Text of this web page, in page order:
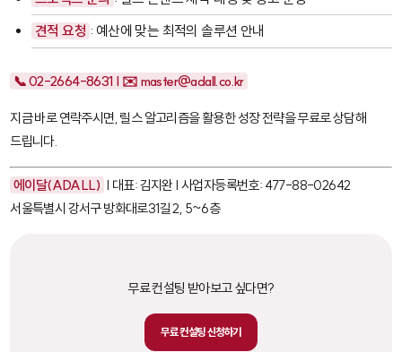
견적 요청 : 예산에 맞는 최적의 솔루션 안내
📞 02-2664-8631 | ✉️ master@adall.co.kr
지금 바로 연락주시면, 릴스 알고리즘을 활용한 성장 전략을 무료로 상담해
드립니다.
에이달(ADALL) | 대표: 김지완 | 사업자등록번호: 477-88-02642
서울특별시 강서구 방화대로31길 2, 5~6층
무료 컨설팅 받아보고 싶다면?
무료 컨설팅 신청하기